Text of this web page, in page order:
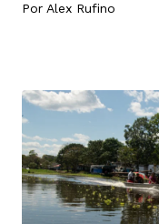
Por Alex Rufino